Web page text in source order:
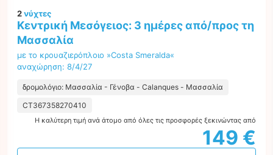
2νύχτες
Κεντρική Μεσόγειος: 3 ημέρες από/προς τη
Μασσαλία
με το κρουαζιερόπλοιο »Costa Smeralda«
αναχώρηση: 8/4/27
δρομολόγιο: Μασσαλία - Γένοβα - Calanques - Μασσαλία
CT367358270410
Η καλύτερη τιμή ανά άτομο από όλες τις προσφορές ξεκινώντας από
149 €